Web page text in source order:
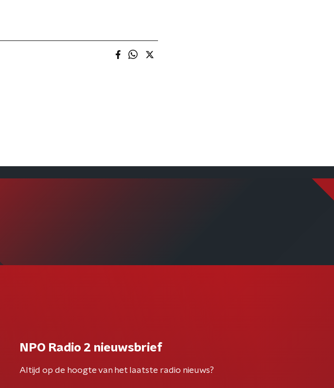
NPO Radio 2 nieuwsbrief
Altijd op de hoogte van het laatste radio nieuws?